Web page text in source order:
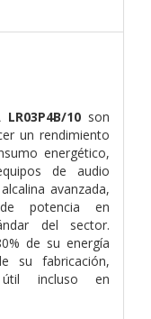
10 son
un rendimiento
energético,
de audio
avanzada,
potencia en
del sector.
de su energía
su fabricación,
incluso en